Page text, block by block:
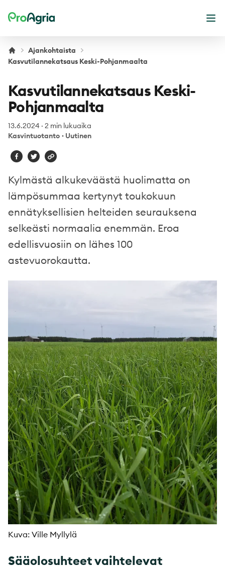
ProAgria
Ajankohtaista
Kasvutilannekatsaus Keski-Pohjanmaalta
Kasvutilannekatsaus Keski-
Pohjanmaalta
13.6.2024 · 2 min lukuaika
Kasvintuotanto · Uutinen
Kylmästä alkukeväästä huolimatta on
lämpösummaa kertynyt toukokuun
ennätyksellisien helteiden seurauksena
selkeästi normaalia enemmän. Eroa
edellisvuosiin on lähes 100
astevuorokautta.
Kuva: Ville Myllylä
Sääolosuhteet vaihtelevat